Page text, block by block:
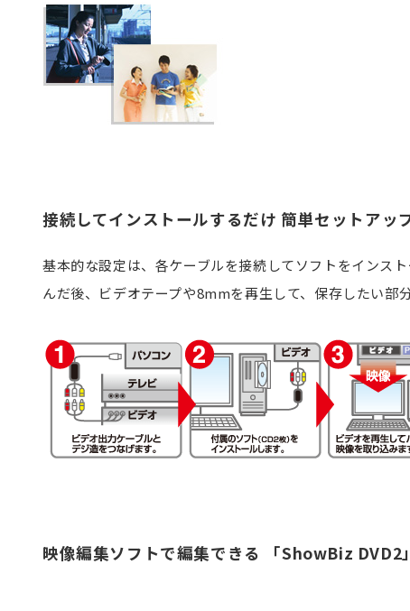
接続してインストールするだけ 簡単セットアッ
基本的な設定は、各ケーブルを接続してソフトをインス
んだ後、ビデオテープや8mmを再生して、保存したい部
映像編集ソフトで編集できる 「ShowBiz DVD2